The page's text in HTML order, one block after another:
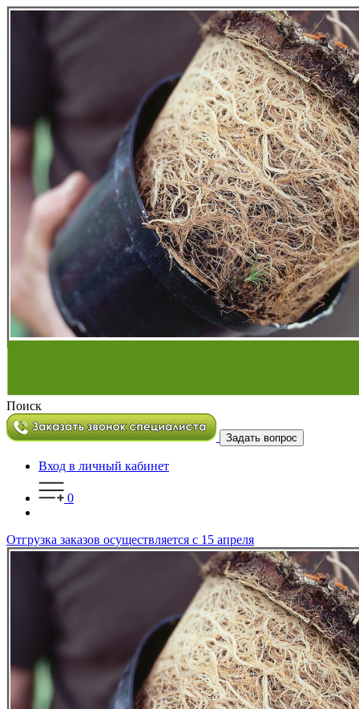
Поиск
Задать вопрос
Вход в личный кабинет
0
Отгрузка заказов осуществляется с 15 апреля